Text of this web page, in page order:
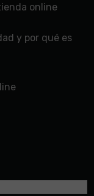
online
y por qué es